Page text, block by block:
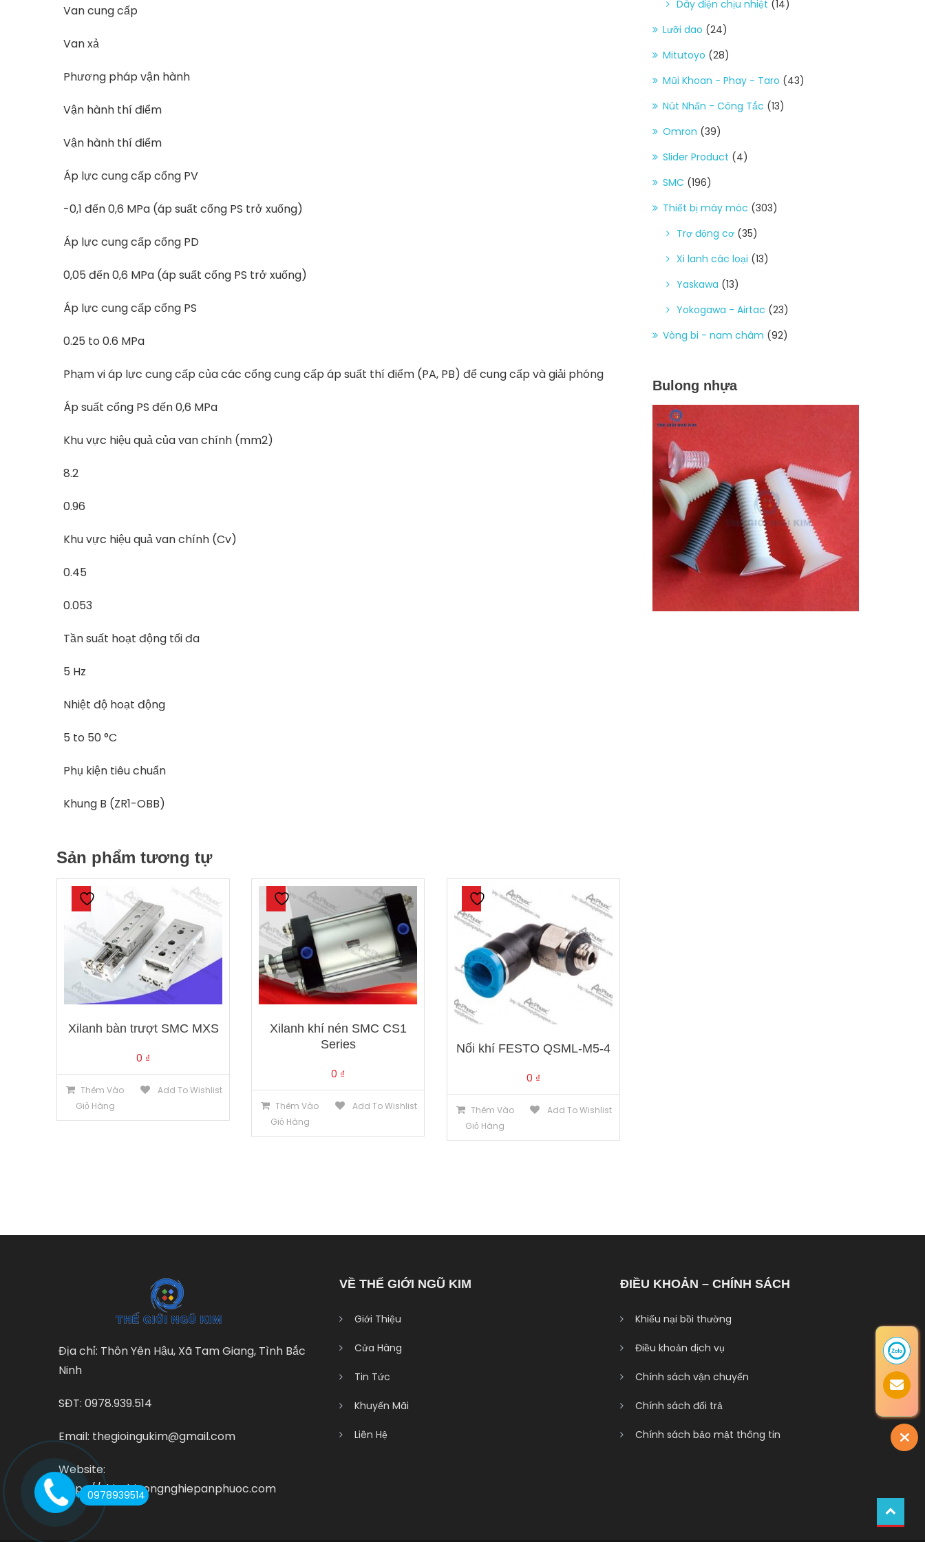
Van cung cấp
Van xả
Phương pháp vận hành
Vận hành thí điểm
Vận hành thí điểm
Áp lực cung cấp cổng PV
-0,1 đến 0,6 MPa (áp suất cổng PS trở xuống)
Áp lực cung cấp cổng PD
0,05 đến 0,6 MPa (áp suất cổng PS trở xuống)
Áp lực cung cấp cổng PS
0.25 to 0.6 MPa
Phạm vi áp lực cung cấp của các cổng cung cấp áp suất thí điểm (PA, PB) để cung cấp và giải phóng
Áp suất cổng PS đến 0,6 MPa
Khu vực hiệu quả của van chính (mm2)
8.2
0.96
Khu vực hiệu quả van chính (Cv)
0.45
0.053
Tần suất hoạt động tối đa
5 Hz
Nhiệt độ hoạt động
5 to 50 °C
Phụ kiện tiêu chuẩn
Khung B (ZR1-OBB)
Sản phẩm tương tự
Xilanh bàn trượt SMC MXS
0 ₫
Thêm Vào
Giỏ Hàng
Add To Wishlist
Xilanh khí nén SMC CS1
Series
0 ₫
Thêm Vào
Giỏ Hàng
Add To Wishlist
Nối khí FESTO QSML-M5-4
0 ₫
Thêm Vào
Giỏ Hàng
Add To Wishlist
Dây điện chịu nhiệt (14)
Lưỡi dao (24)
Mitutoyo (28)
Mũi Khoan - Phay - Taro (43)
Nút Nhấn - Công Tắc (13)
Omron (39)
Slider Product (4)
SMC (196)
Thiết bị máy móc (303)
Trợ động cơ (35)
Xi lanh các loại (13)
Yaskawa (13)
Yokogawa - Airtac (23)
Vòng bi - nam châm (92)
Bulong nhựa
Địa chỉ: Thôn Yên Hậu, Xã Tam Giang, Tình Bắc
Ninh
SĐT: 0978.939.514
Email: thegioingukim@gmail.com
Website:
https://thietbicongnghiepanphuoc.com
VỀ THẾ GIỚI NGŨ KIM
Giới Thiệu
Cửa Hàng
Tin Tức
Khuyến Mãi
Liên Hệ
ĐIỀU KHOẢN – CHÍNH SÁCH
Khiếu nại bồi thường
Điều khoản dịch vụ
Chính sách vận chuyển
Chính sách đổi trả
Chính sách bảo mật thông tin
0978939514